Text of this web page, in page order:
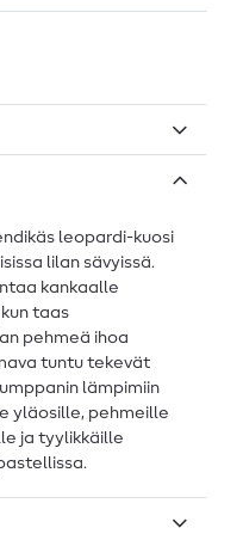
leopardi-kuosi
lilan sävyissä.
kankaalle
taas
pehmeä ihoa
tuntu tekevät
lämpimiin
yläosille, pehmeille
ja tyylikkäille